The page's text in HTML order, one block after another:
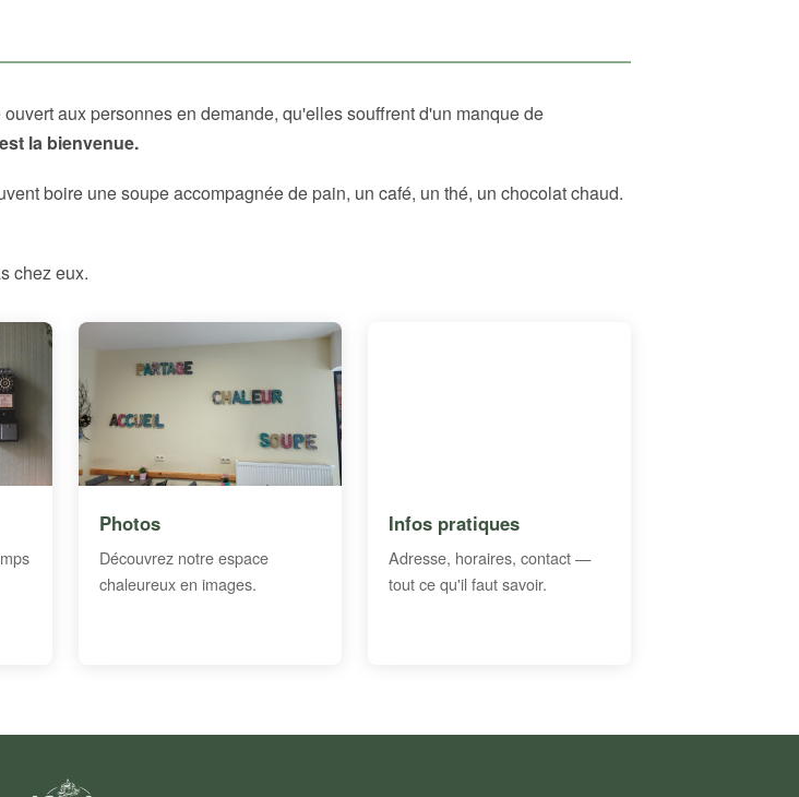
aux personnes en demande, qu'elles souffrent d'un manque de
la bienvenue.
boire une soupe accompagnée de pain, un café, un thé, un chocolat chaud.
chez eux.
Photos
Découvrez notre espace
chaleureux en images.
Infos pratiques
Adresse, horaires, contact —
tout ce qu'il faut savoir.